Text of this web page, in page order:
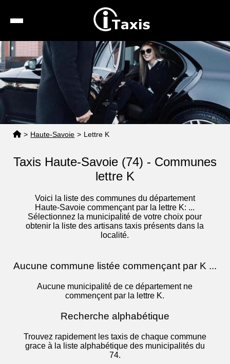
Recherche
Calcul de tarif
Taxis conventionnés
Espace pro
> Haute-Savoie > Lettre K
Taxis Haute-Savoie (74) - Communes
lettre K
Voici la liste des communes du département
Haute-Savoie commençant par la lettre K: ...
Sélectionnez la municipalité de votre choix pour
obtenir la liste des artisans taxis présents dans la
localité.
Aucune commune listée commençant par K ...
Aucune municipalité de ce département ne
commençent par la lettre K.
Recherche alphabétique
Trouvez rapidement les taxis de chaque commune
grace à la liste alphabétique des municipalités du
74.